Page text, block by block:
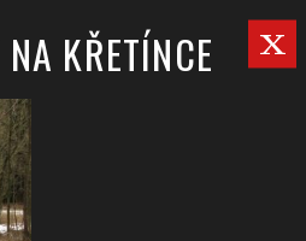
KŘETÍNCE